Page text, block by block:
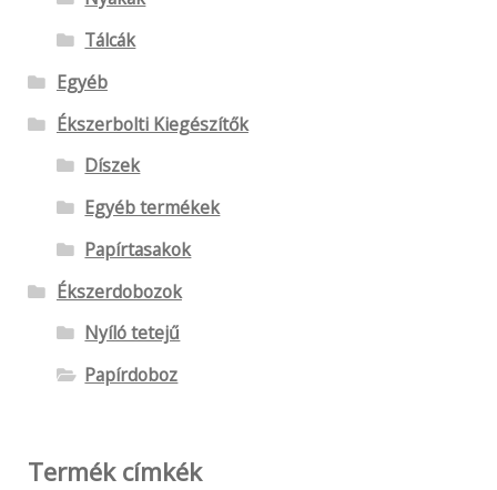
Tálcák
Egyéb
Ékszerbolti Kiegészítők
Díszek
Egyéb termékek
Papírtasakok
Ékszerdobozok
Nyíló tetejű
Papírdoboz
Termék címkék